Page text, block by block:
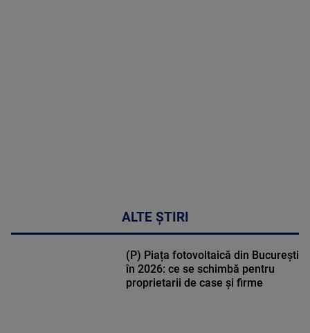
ALTE ȘTIRI
(P) Piața fotovoltaică din București
în 2026: ce se schimbă pentru
proprietarii de case și firme